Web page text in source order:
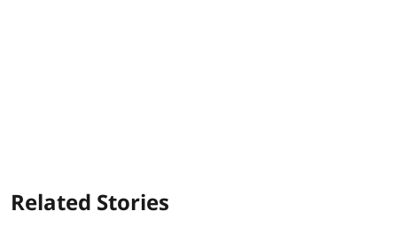
Related Stories